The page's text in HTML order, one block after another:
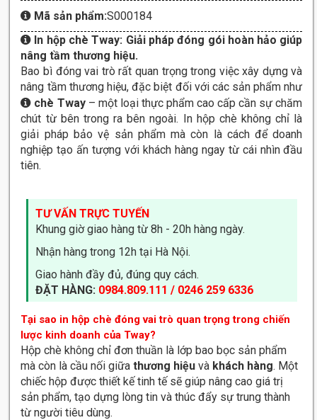
Mã sản phẩm:S000184
In hộp chè Tway: Giải pháp đóng gói hoàn hảo giúp
nâng tầm thương hiệu.
Bao bì đóng vai trò rất quan trọng trong việc xây dựng và
nâng tầm thương hiệu, đặc biệt đối với các sản phẩm như
chè Tway– một loại thực phẩm cao cấp cần sự chăm
chút từ bên trong ra bên ngoài. In hộp chè không chỉ là
giải pháp bảo vệ sản phẩm mà còn là cách để doanh
nghiệp tạo ấn tượng với khách hàng ngay từ cái nhìn đầu
tiên.
TƯ VẤN TRỰC TUYẾN
Khung giờ giao hàng từ 8h - 20h hàng ngày.
Nhận hàng trong 12h tại Hà Nội.
Giao hành đầy đủ, đúng quy cách.
ĐẶT HÀNG: 0984.809.111 / 0246 259 6336
Tại sao in hộp chè đóng vai trò quan trọng trong chiến
lược kinh doanh của Tway?
Hộp chè không chỉ đơn thuần là lớp bao bọc sản phẩm
mà còn là cầu nối giữathương hiệu và khách hàng. Một
chiếc hộp được thiết kế tinh tế sẽ giúp nâng cao giá trị
sản phẩm, tạo dựng lòng tin và thúc đẩy sự trung thành
từ người tiêu dùng.